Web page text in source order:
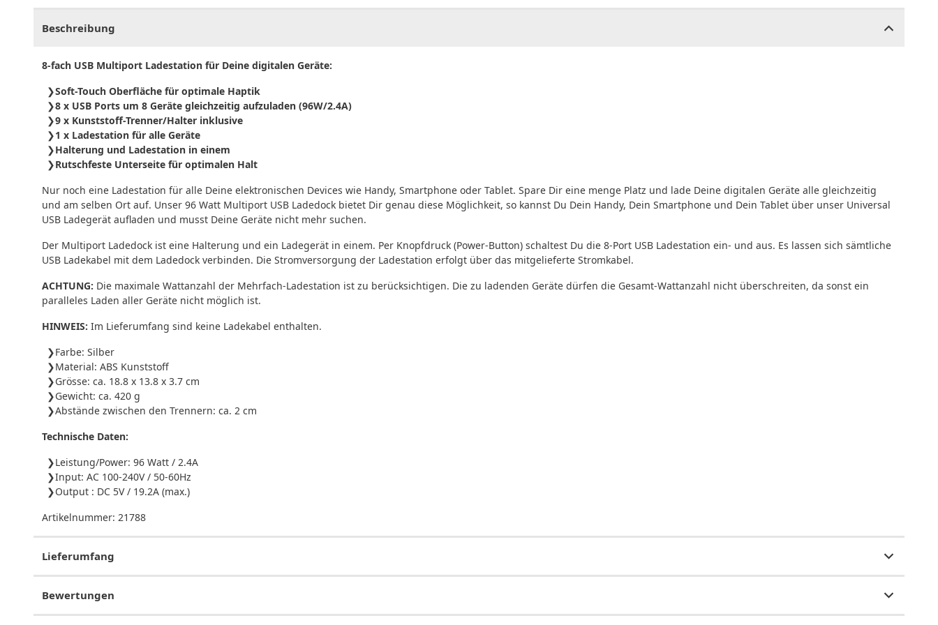
Beschreibung
8-fach USB Multiport Ladestation für Deine digitalen Geräte:
Soft-Touch Oberfläche für optimale Haptik
8 x USB Ports um 8 Geräte gleichzeitig aufzuladen (96W/2.4A)
9 x Kunststoff-Trenner/Halter inklusive
1 x Ladestation für alle Geräte
Halterung und Ladestation in einem
Rutschfeste Unterseite für optimalen Halt
Nur noch eine Ladestation für alle Deine elektronischen Devices wie Handy, Smartphone oder Tablet. Spare Dir eine menge Platz und lade Deine digitalen Geräte alle gleichzeitig
und am selben Ort auf. Unser 96 Watt Multiport USB Ladedock bietet Dir genau diese Möglichkeit, so kannst Du Dein Handy, Dein Smartphone und Dein Tablet über unser Universal
USB Ladegerät aufladen und musst Deine Geräte nicht mehr suchen.
Der Multiport Ladedock ist eine Halterung und ein Ladegerät in einem. Per Knopfdruck (Power-Button) schaltest Du die 8-Port USB Ladestation ein- und aus. Es lassen sich sämtliche
USB Ladekabel mit dem Ladedock verbinden. Die Stromversorgung der Ladestation erfolgt über das mitgelieferte Stromkabel.
ACHTUNG: Die maximale Wattanzahl der Mehrfach-Ladestation ist zu berücksichtigen. Die zu ladenden Geräte dürfen die Gesamt-Wattanzahl nicht überschreiten, da sonst ein
paralleles Laden aller Geräte nicht möglich ist.
HINWEIS: Im Lieferumfang sind keine Ladekabel enthalten.
Farbe: Silber
Material: ABS Kunststoff
Grösse: ca. 18.8 x 13.8 x 3.7 cm
Gewicht: ca. 420 g
Abstände zwischen den Trennern: ca. 2 cm
Technische Daten:
Leistung/Power: 96 Watt / 2.4A
Input: AC 100-240V / 50-60Hz
Output : DC 5V / 19.2A (max.)
Artikelnummer: 21788
Lieferumfang
Bewertungen